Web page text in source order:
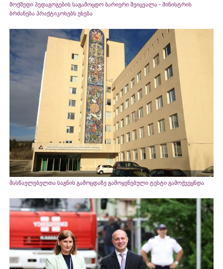
მოქმედი პედაგოგების საგამოცდო ბარიერი შეიცვალა - მინისტრის
ბრძანება პრაქტიკოსებს ეხება
მასწავლებელთა საგნის გამოცდაზე გამოყენებული ტესტი გამოქვეყნდა